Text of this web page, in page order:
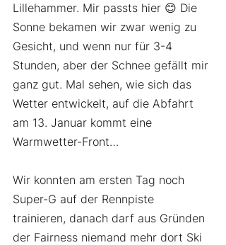
Lillehammer. Mir passts hier 😊 Die
Sonne bekamen wir zwar wenig zu
Gesicht, und wenn nur für 3-4
Stunden, aber der Schnee gefällt mir
ganz gut. Mal sehen, wie sich das
Wetter entwickelt, auf die Abfahrt
am 13. Januar kommt eine
Warmwetter-Front…
Wir konnten am ersten Tag noch
Super-G auf der Rennpiste
trainieren, danach darf aus Gründen
der Fairness niemand mehr dort Ski